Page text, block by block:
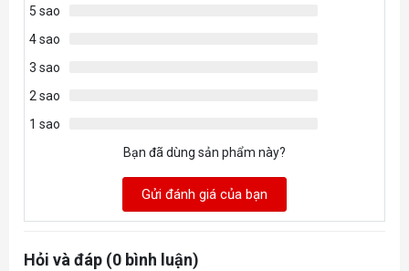
5 sao
4 sao
3 sao
2 sao
1 sao
Bạn đã dùng sản phẩm này?
Gửi đánh giá của bạn
Hỏi và đáp (0 bình luận)